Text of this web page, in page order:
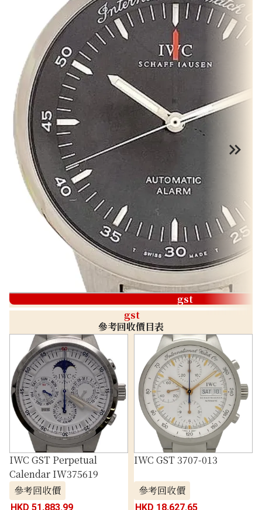
gst
gst
參考回收價目表
IWC GST Perpetual
Calendar IW375619
參考回收價
HKD 51,883.99
IWC GST 3707-013
參考回收價
HKD 18,627.65